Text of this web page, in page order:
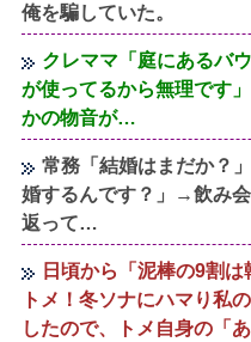
俺を騙していた。
クレママ「庭にあるバ
が使ってるから無理です
かの物音が…
常務「結婚はまだか？
婚するんです？」→飲み
返って…
日頃から「泥棒の9割
トメ！冬ソナにハマり私
したので、トメ自身の「